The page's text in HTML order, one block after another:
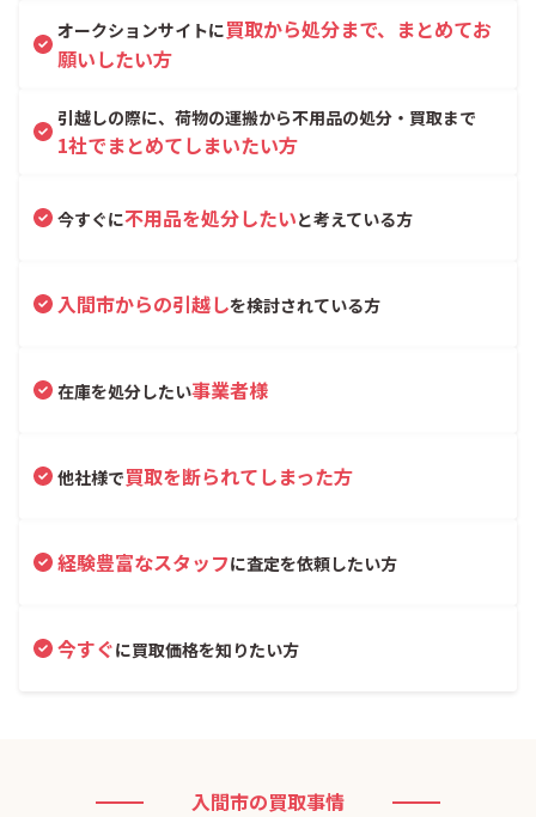
オークションサイトに買取から処分まで、まとめてお
願いしたい方
引越しの際に、荷物の運搬から不用品の処分・買取まで
1社でまとめてしまいたい方
今すぐに不用品を処分したいと考えている方
入間市からの引越しを検討されている方
在庫を処分したい事業者様
他社様で買取を断られてしまった方
経験豊富なスタッフに査定を依頼したい方
今すぐに買取価格を知りたい方
入間市の買取事情